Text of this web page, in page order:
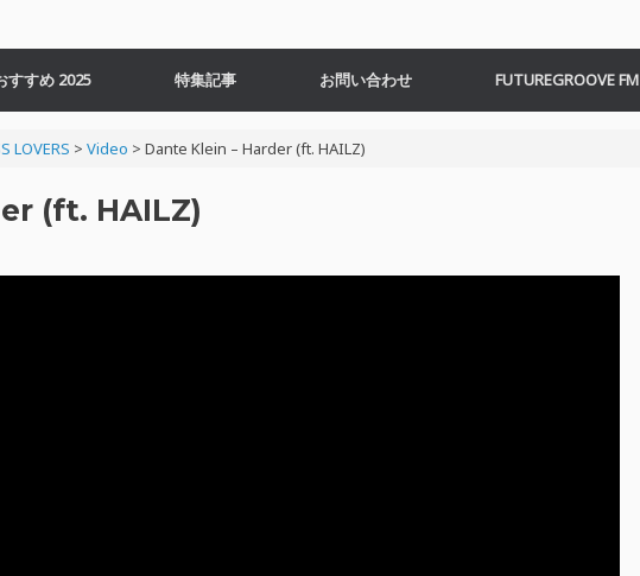
すすめ 2025 特集記事 お問い合わせ FUTUREGROOVE FM
LOVERS > Video > Dante Klein – Harder (ft. HAILZ)
(ft. HAILZ)